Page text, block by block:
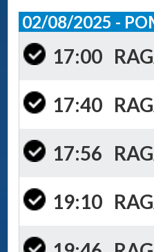
02/08/2025 -
17:00
17:40
17:56
19:10